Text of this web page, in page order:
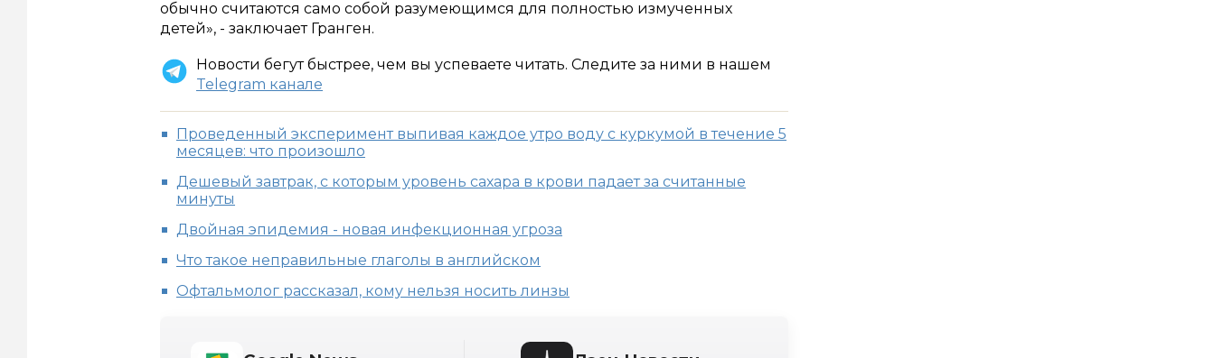
обычно считаются само собой разумеющимся для полностью измученных
детей», - заключает Гранген.
Новости бегут быстрее, чем вы успеваете читать. Следите за ними в нашем
Telegram канале
Проведенный эксперимент выпивая каждое утро воду с куркумой в течение 5
месяцев: что произошло
Дешевый завтрак, с которым уровень сахара в крови падает за считанные
минуты
Двойная эпидемия - новая инфекционная угроза
Что такое неправильные глаголы в английском
Офтальмолог рассказал, кому нельзя носить линзы